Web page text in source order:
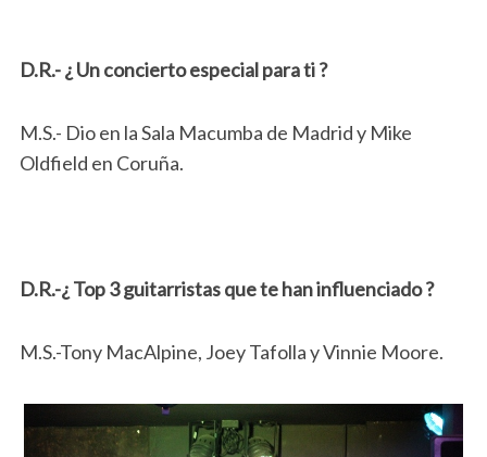
D.R.- ¿ Un concierto especial para ti ?
M.S.- Dio en la Sala Macumba de Madrid y Mike
Oldfield en Coruña.
D.R.-¿ Top 3 guitarristas que te han influenciado ?
M.S.-Tony MacAlpine, Joey Tafolla y Vinnie Moore.